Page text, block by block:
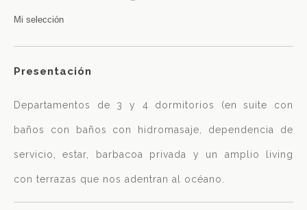
Mi selección
Presentación
Departamentos de 3 y 4 dormitorios (en suite con
baños con baños con hidromasaje, dependencia de
servicio, estar, barbacoa privada y un amplio living
con terrazas que nos adentran al océano.